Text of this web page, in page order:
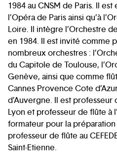
1984 au CNSM de Paris. Il
l’Opéra de Paris ainsi qu’à
Loire. Il intègre l’Orchestre
en 1984. Il est invité comme
nombreux orchestres :
du Capitole de Toulouse,
Genève, ainsi que comme
Cannes Provence Cote
d’Auvergne. Il est
Lyon et professeur de flûte à
formateur pour la préparation
professeur de flûte au
Saint-Etienne.